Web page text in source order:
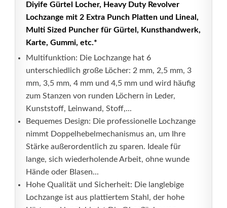
Diyife Gürtel Locher, Heavy Duty Revolver
Lochzange mit 2 Extra Punch Platten und Lineal,
Multi Sized Puncher für Gürtel, Kunsthandwerk,
Karte, Gummi, etc.*
Multifunktion: Die Lochzange hat 6
unterschiedlich große Löcher: 2 mm, 2,5 mm, 3
mm, 3,5 mm, 4 mm und 4,5 mm und wird häufig
zum Stanzen von runden Löchern in Leder,
Kunststoff, Leinwand, Stoff,...
Bequemes Design: Die professionelle Lochzange
nimmt Doppelhebelmechanismus an, um Ihre
Stärke außerordentlich zu sparen. Ideale für
lange, sich wiederholende Arbeit, ohne wunde
Hände oder Blasen...
Hohe Qualität und Sicherheit: Die langlebige
Lochzange ist aus plattiertem Stahl, der hohe